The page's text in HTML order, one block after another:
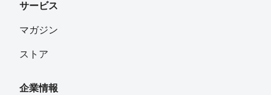
サービス
マガジン
ストア
企業情報